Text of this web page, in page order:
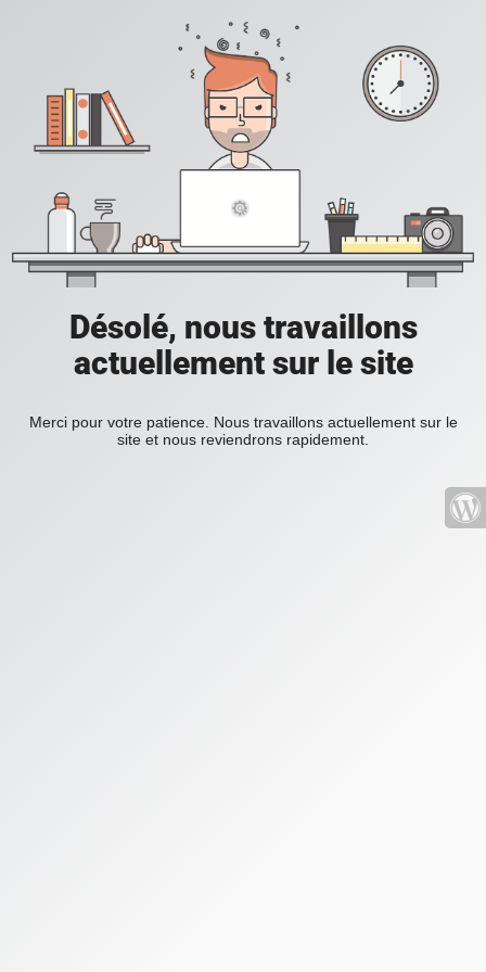
Désolé, nous travaillons
actuellement sur le site
Merci pour votre patience. Nous travaillons actuellement sur le
site et nous reviendrons rapidement.